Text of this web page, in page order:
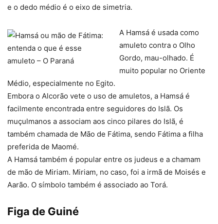
e o dedo médio é o eixo de simetria.
A Hamsá é usada como
amuleto contra o Olho
Gordo, mau-olhado. É
muito popular no Oriente
Médio, especialmente no Egito.
Embora o Alcorão vete o uso de amuletos, a Hamsá é
facilmente encontrada entre seguidores do Islã. Os
muçulmanos a associam aos cinco pilares do Islã, é
também chamada de Mão de Fátima, sendo Fátima a filha
preferida de Maomé.
A Hamsá também é popular entre os judeus e a chamam
de mão de Miriam. Miriam, no caso, foi a irmã de Moisés e
Aarão. O símbolo também é associado ao Torá.
Figa de Guiné